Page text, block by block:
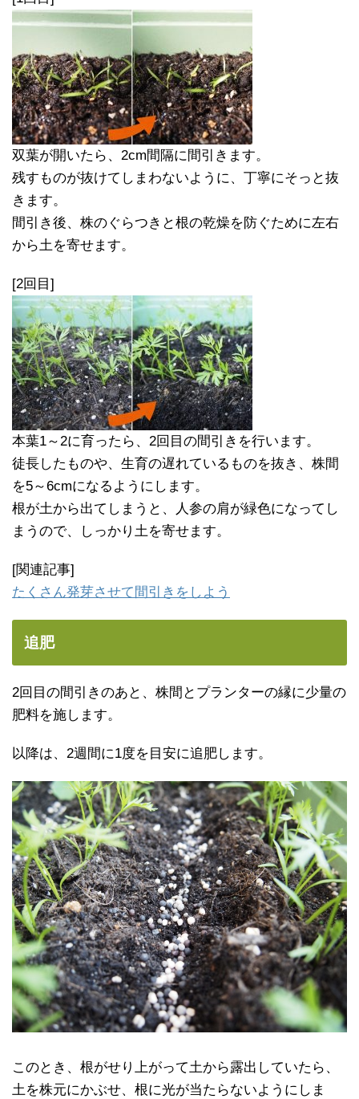
双葉が開いたら、2cm間隔に間引きます。
残すものが抜けてしまわないように、丁寧にそっと抜
きます。
間引き後、株のぐらつきと根の乾燥を防ぐために左右
から土を寄せます。
[2回目]
本葉1～2に育ったら、2回目の間引きを行います。
徒長したものや、生育の遅れているものを抜き、株間
を5～6cmになるようにします。
根が土から出てしまうと、人参の肩が緑色になってし
まうので、しっかり土を寄せます。
[関連記事]
たくさん発芽させて間引きをしよう
追肥
2回目の間引きのあと、株間とプランターの縁に少量の
肥料を施します。
以降は、2週間に1度を目安に追肥します。
このとき、根がせり上がって土から露出していたら、
土を株元にかぶせ、根に光が当たらないようにしま